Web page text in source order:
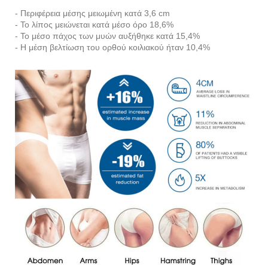
- Περιφέρεια μέσης μειωμένη κατά 3,6 cm
- Το λίπος μειώνεται κατά μέσο όρο 18,6%
- Το μέσο πάχος των μυών αυξήθηκε κατά 15,4%
- Η μέση βελτίωση του ορθού κοιλιακού ήταν 10,4%